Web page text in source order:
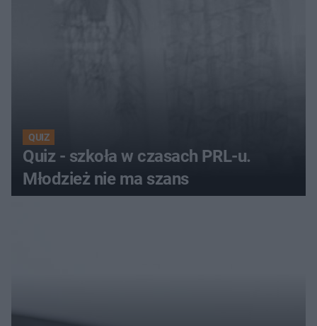
QUIZ
Quiz - szkoła w czasach PRL-u.
Młodzież nie ma szans